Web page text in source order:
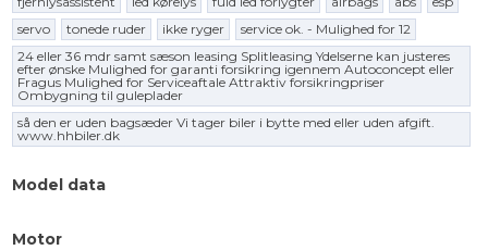
servo
tonede ruder ikke ryger
service ok. - Mulighed for 12
24 eller 36 mdr samt sæson leasing Splitleasing Ydelserne kan justeres
efter ønske Mulighed for garanti forsikring igennem Autoconcept eller
Fragus Mulighed for Serviceaftale Attraktiv forsikringpriser
Ombygning til guleplader
så den er uden bagsæder Vi tager biler i bytte med eller uden afgift.
www.hhbiler.dk
Model data
Motor